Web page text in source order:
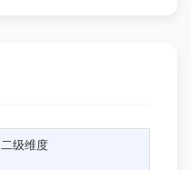
二级维度